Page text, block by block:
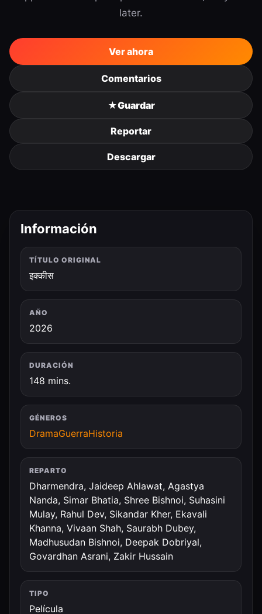
later.
Ver ahora
Comentarios
★Guardar
Reportar
Descargar
Información
TÍTULO ORIGINAL
इक्कीस
AÑO
2026
DURACIÓN
148 mins.
GÉNEROS
DramaGuerraHistoria
REPARTO
Dharmendra, Jaideep Ahlawat, Agastya
Nanda, Simar Bhatia, Shree Bishnoi, Suhasini
Mulay, Rahul Dev, Sikandar Kher, Ekavali
Khanna, Vivaan Shah, Saurabh Dubey,
Madhusudan Bishnoi, Deepak Dobriyal,
Govardhan Asrani, Zakir Hussain
TIPO
Película